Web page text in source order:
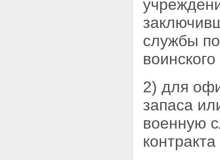
службы
2) для
запаса
военную